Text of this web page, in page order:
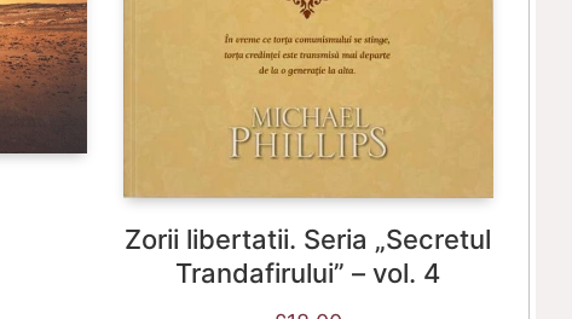
Zorii libertatii. Seria „Secretul
Trandafirului” – vol. 4